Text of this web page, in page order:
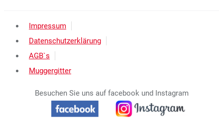
Impressum
Datenschutzerklärung
AGB`s
Muggergitter
Besuchen Sie uns auf facebook und Instagram